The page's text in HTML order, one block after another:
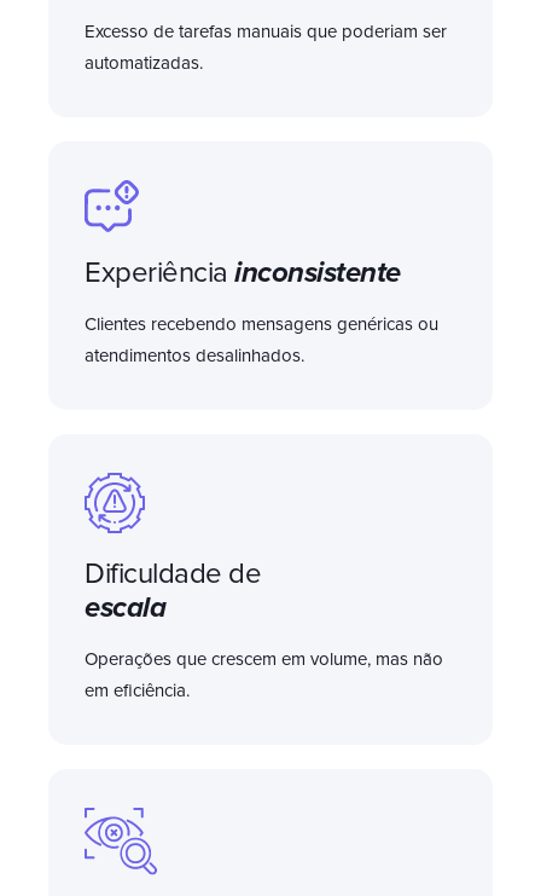
Excesso de tarefas manuais que poderiam ser
automatizadas.
Experiência inconsistente
Clientes recebendo mensagens genéricas ou
atendimentos desalinhados.
Dificuldade de
escala
Operações que crescem em volume, mas não
em eficiência.